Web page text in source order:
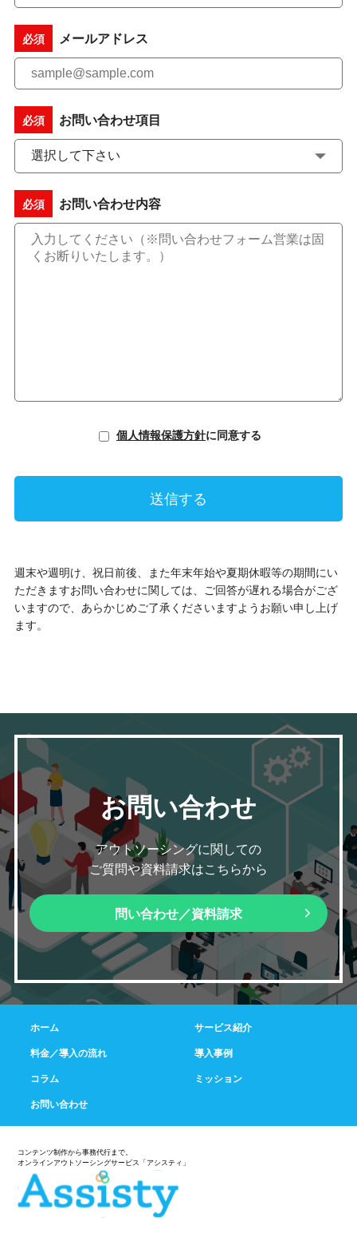
必須 メールアドレス
必須 お問い合わせ項目
必須 お問い合わせ内容
個人情報保護方針に同意する
週末や週明け、祝日前後、また年末年始や夏期休暇等の期間にい
ただきますお問い合わせに関しては、ご回答が遅れる場合がござ
いますので、あらかじめご了承くださいますようお願い申し上げ
ます。
お問い合わせ
アウトソーシングに関しての
ご質問や資料請求はこちらから
問い合わせ／資料請求
ホーム
サービス紹介
料金／導入の流れ
導入事例
コラム
ミッション
お問い合わせ